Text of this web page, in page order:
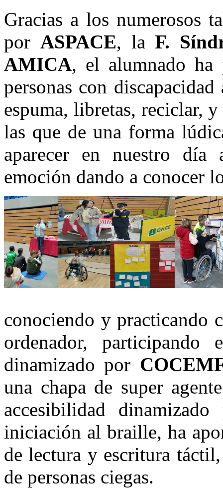
Gracias a los numerosos
por ASPACE, laF.
AMICA, el alumnado ha
personas con
espuma, libretas, reciclar,
las que de una forma
aparecer en nuestro
emoción dando a conocer
conociendo y practicando
ordenador,
dinamizado por
una chapa de super
accesibilidad
iniciación al braille, ha
de lectura y escritura
de personas ciegas.